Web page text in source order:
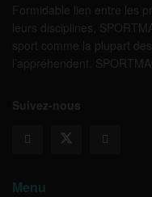
Formidable lien entre les
leurs disciplines,
sport comme la plupart
l’appréhendent.
Suivez-nous
Menu